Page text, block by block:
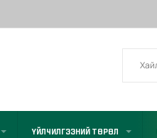
ҮЙЛЧИЛГЭЭНИЙ ТӨРӨЛ